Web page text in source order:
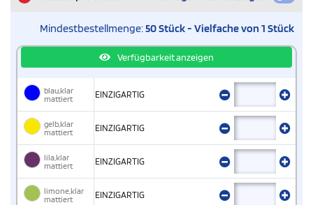
Mindestbestellmenge:50 Stück - Vielfache von 1 Stück
Verfügbarkeit anzeigen
blau,klar
mattiert
EINZIGARTIG
gelb,klar
mattiert
EINZIGARTIG
lila,klar
mattiert
EINZIGARTIG
limone,klar
mattiert
EINZIGARTIG